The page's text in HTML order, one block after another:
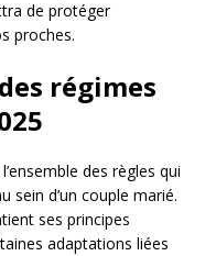
de protéger
proches.
régimes
des règles qui
sein d’un couple marié.
ses principes
adaptations liées